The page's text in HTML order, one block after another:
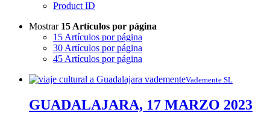
Product ID
Mostrar 15 Artículos por página
15 Artículos por página
30 Artículos por página
45 Artículos por página
Vademente SL
GUADALAJARA, 17 MARZO 2023